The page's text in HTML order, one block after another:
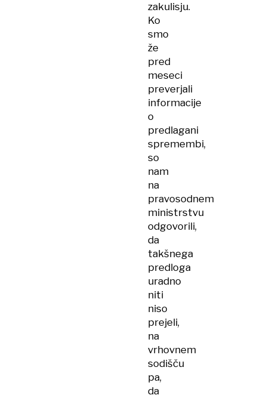
zakulisju.
Ko
smo
že
pred
meseci
preverjali
informacije
o
predlagani
spremembi,
so
nam
na
pravosodnem
ministrstvu
odgovorili,
da
takšnega
predloga
uradno
niti
niso
prejeli,
na
vrhovnem
sodišču
pa,
da